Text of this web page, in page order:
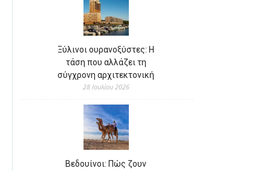
Ξύλινοι ουρανοξύστες: Η
τάση που αλλάζει τη
σύγχρονη αρχιτεκτονική
28 Ιουλίου 2026
Βεδουίνοι: Πώς ζουν